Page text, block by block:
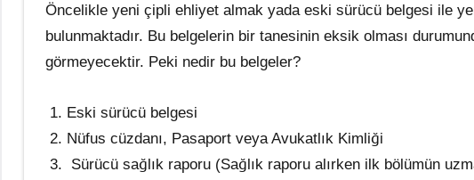
Öncelikle yeni çipli ehliyet almak yada eski sürücü belgesi ile
bulunmaktadır. Bu belgelerin bir tanesinin eksik olması
görmeyecektir. Peki nedir bu belgeler?
Eski sürücü belgesi
Nüfus cüzdanı, Pasaport veya Avukatlık Kimliği
Sürücü sağlık raporu (Sağlık raporu alırken ilk bölümün